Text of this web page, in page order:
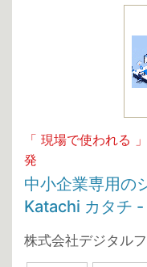
「 現場で使われる
発
中小企業専用の
Katachi カタチ -
株式会社デジタル